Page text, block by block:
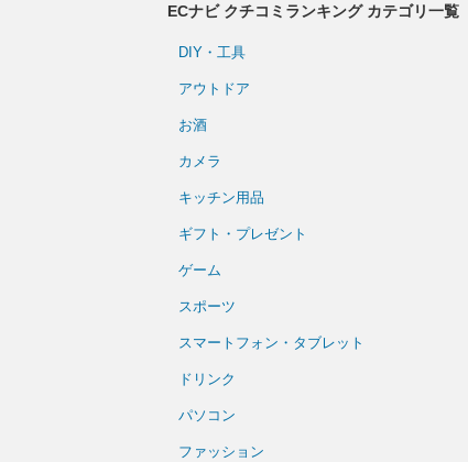
ECナビ クチコミランキング カテゴリ一覧
DIY・工具
アウトドア
お酒
カメラ
キッチン用品
ギフト・プレゼント
ゲーム
スポーツ
スマートフォン・タブレット
ドリンク
パソコン
ファッション